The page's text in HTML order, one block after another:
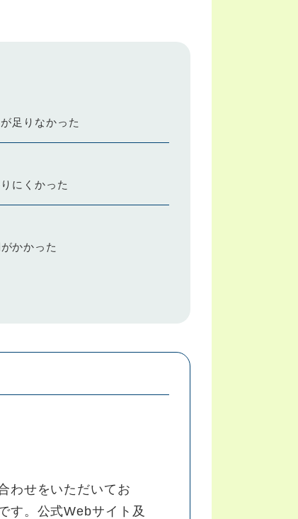
足りなかった
にくかった
かかった
わせをいただいてお
す。公式Webサイト及